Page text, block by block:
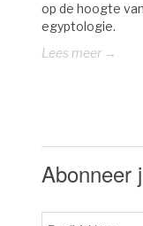
op de hoogte
egyptologie.
Lees meer →
Abonneer